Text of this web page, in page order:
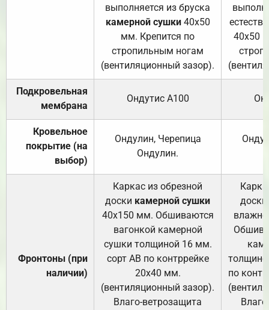
выполняется из бруска
камерной сушки40х50
мм. Крепится по
стропильным ногам
(вентиляционный зазор).
40х50
Подкровельная
мембрана
Ондутис А100
Кровельное
покрытие (на
выбор)
Ондулин, Черепица
Ондулин.
Фронтоны (при
наличии)
Каркас из обрезной
доски камерной сушки
40х150 мм. Обшиваются
вагонкой камерной
сушки толщиной 16 мм.
сорт АВ по контррейке
20х40 мм.
(вентиляционный зазор).
Влаго-ветрозащита
доски
по